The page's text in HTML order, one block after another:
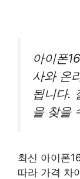
아이폰
사와 온
됩니다.
을 찾을
최신 아이폰
따라 가격 차